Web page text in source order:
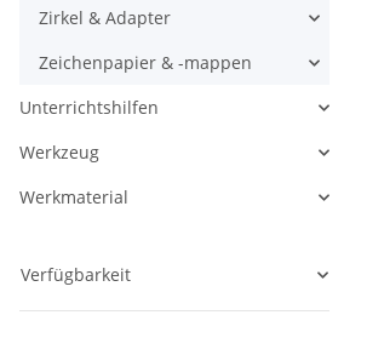
Zirkel & Adapter
Zeichenpapier & -mappen
Unterrichtshilfen
Werkzeug
Werkmaterial
Verfügbarkeit